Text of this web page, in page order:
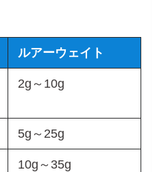
ルアーウェイト
2g～10g
5g～25g
10g～35g